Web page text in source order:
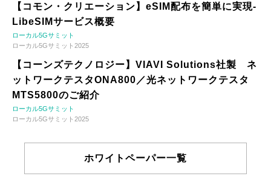
【コモン・クリエーション】eSIM配布を簡単に実現-
LibeSIMサービス概要
ローカル5Gサミット
ローカル5Gサミット2025
【コーンズテクノロジー】VIAVI Solutions社製 ネ
ットワークテスタONA800／光ネットワークテスタ
MTS5800のご紹介
ローカル5Gサミット
ローカル5Gサミット2025
ホワイトペーパー一覧